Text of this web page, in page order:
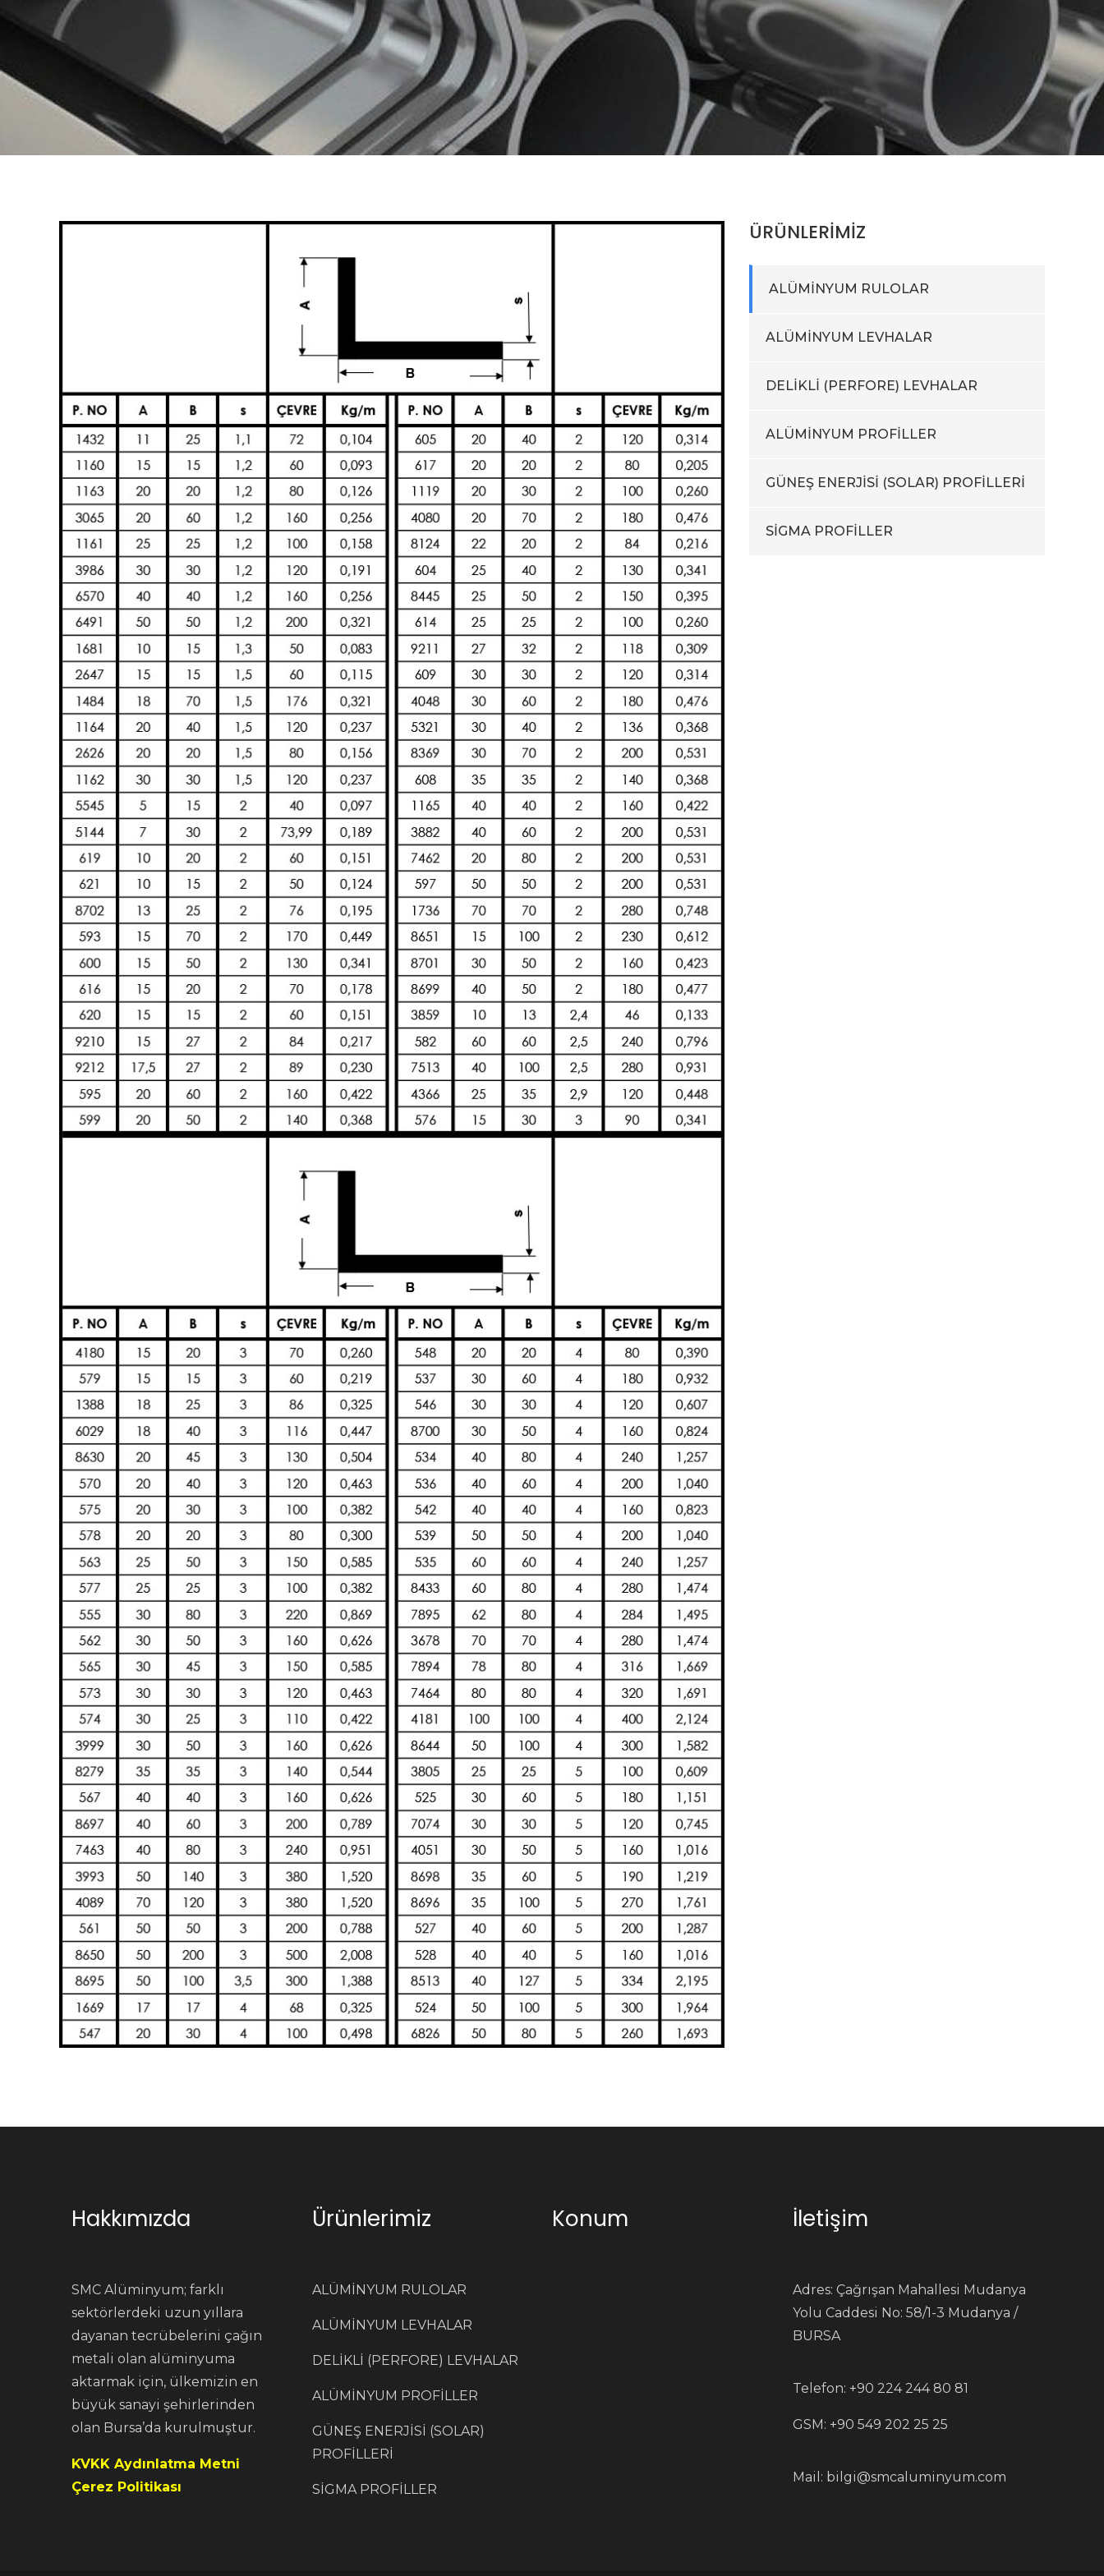
ÜRÜNLERİMİZ
ALÜMİNYUM RULOLAR
ALÜMİNYUM LEVHALAR
DELİKLİ (PERFORE) LEVHALAR
ALÜMİNYUM PROFİLLER
GÜNEŞ ENERJİSİ (SOLAR) PROFİLLERİ
SİGMA PROFİLLER
Hakkımızda
SMC Alüminyum; farklı
sektörlerdeki uzun yıllara
dayanan tecrübelerini çağın
metali olan alüminyuma
aktarmak için, ülkemizin en
büyük sanayi şehirlerinden
olan Bursa’da kurulmuştur.
KVKK Aydınlatma Metni
Çerez Politikası
Ürünlerimiz
ALÜMİNYUM RULOLAR
ALÜMİNYUM LEVHALAR
DELİKLİ (PERFORE) LEVHALAR
ALÜMİNYUM PROFİLLER
GÜNEŞ ENERJİSİ (SOLAR)
PROFİLLERİ
SİGMA PROFİLLER
Konum İletişim
Adres: Çağrışan Mahallesi Mudanya
Yolu Caddesi No: 58/1-3 Mudanya /
BURSA
Telefon: +90 224 244 80 81
GSM: +90 549 202 25 25
Mail: bilgi@smcaluminyum.com